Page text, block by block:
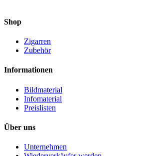
Shop
Zigarren
Zubehör
Informationen
Bildmaterial
Infomaterial
Preislisten
Über uns
Unternehmen